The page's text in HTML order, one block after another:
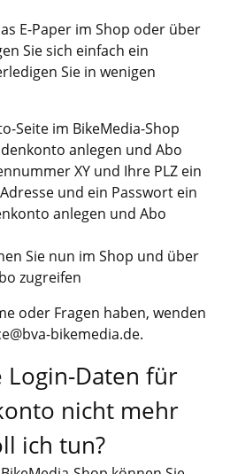
E-Paper im Shop oder über
Sie sich einfach ein
Sie in wenigen
Seite im BikeMedia-Shop
anlegen und Abo
XY und Ihre PLZ ein
und ein Passwort ein
anlegen und Abo
Sie nun im Shop und über
zugreifen
oder Fragen haben, wenden
bikemedia.de.
Login-Daten für
nicht mehr
ich tun?